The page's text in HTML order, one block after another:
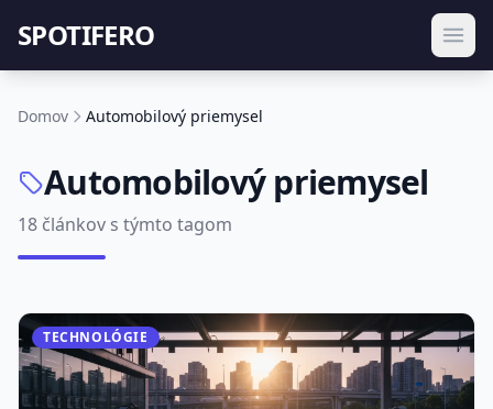
SPOTIFERO
Domov Automobilový priemysel
Automobilový priemysel
18 článkov s týmto tagom
TECHNOLÓGIE